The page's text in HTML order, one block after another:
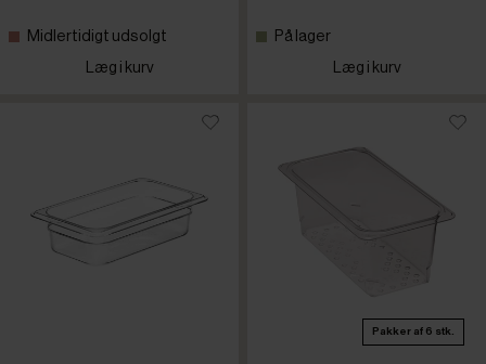
Midlertidigt udsolgt
Læg i kurv
På lager
Læg i kurv
Pakker af 6 stk.